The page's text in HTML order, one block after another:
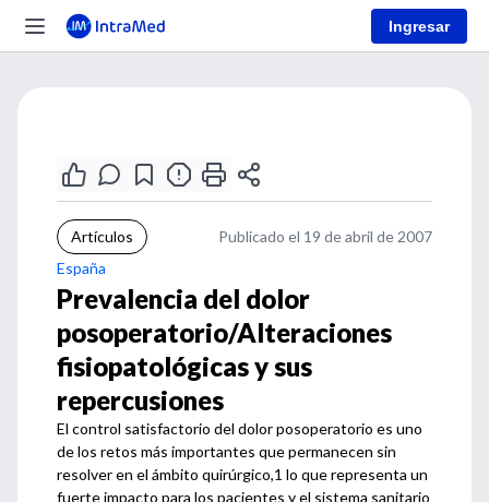
Ingresar
Artículos
Publicado el 19 de abril de 2007
España
Prevalencia del dolor
posoperatorio/Alteraciones
fisiopatológicas y sus
repercusiones
El control satisfactorio del dolor posoperatorio es uno
de los retos más importantes que permanecen sin
resolver en el ámbito quirúrgico,1 lo que representa un
fuerte impacto para los pacientes y el sistema sanitario